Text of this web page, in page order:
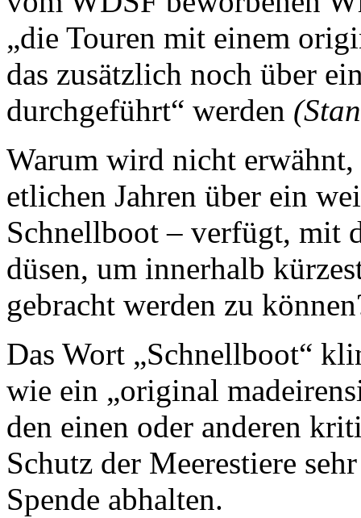
„die Touren mit einem
das zusätzlich noch über
durchgeführt“ werden
Warum wird nicht erwähnt,
etlichen Jahren über ein
Schnellboot – verfügt, mit
düsen, um innerhalb
gebracht werden zu
Das Wort „Schnellboot“
wie ein „original
den einen oder anderen
Schutz der Meerestiere
Spende abhalten.